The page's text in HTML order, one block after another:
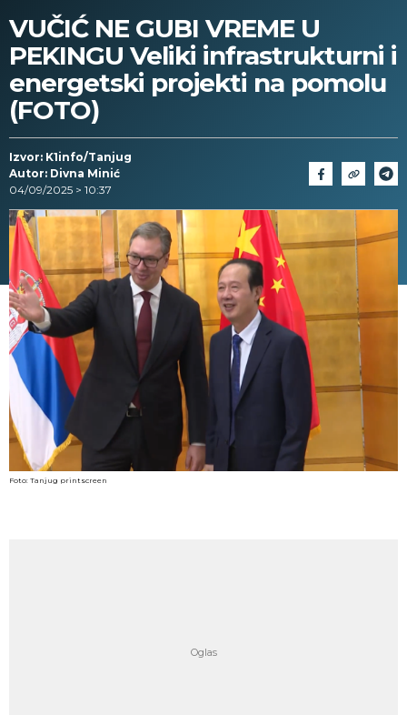
VUČIĆ NE GUBI VREME U
PEKINGU Veliki infrastrukturni i
energetski projekti na pomolu
(FOTO)
Izvor: K1info/Tanjug
Autor: Divna Minić
04/09/2025 > 10:37
Foto: Tanjug printscreen